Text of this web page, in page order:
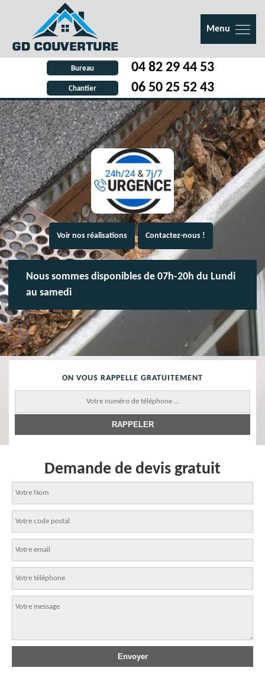
Menu
Bureau 04 82 29 44 53
Chantier 06 50 25 52 43
Voir nos réalisations Contactez-nous !
Nous sommes disponibles de 07h-20h du Lundi
au samedi
ON VOUS RAPPELLE GRATUITEMENT
Demande de devis gratuit